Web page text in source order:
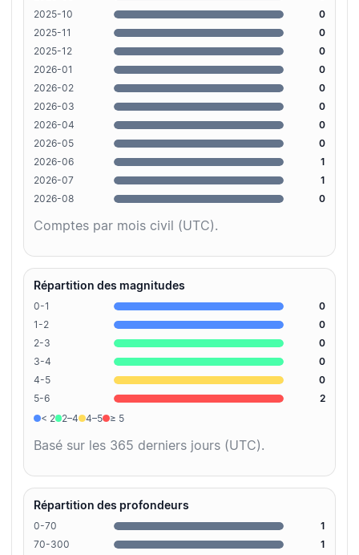
2025-10
0
2025-11
0
2025-12
0
2026-01
0
2026-02
0
2026-03
0
2026-04
0
2026-05
0
2026-06
1
2026-07
1
2026-08
0
Comptes par mois civil (UTC).
Répartition des magnitudes
0-1
0
1-2
0
2-3
0
3-4
0
4-5
0
5-6
2
< 2
2–4 4–5 ≥ 5
Basé sur les 365 derniers jours (UTC).
Répartition des profondeurs
0-70
1
70-300
1